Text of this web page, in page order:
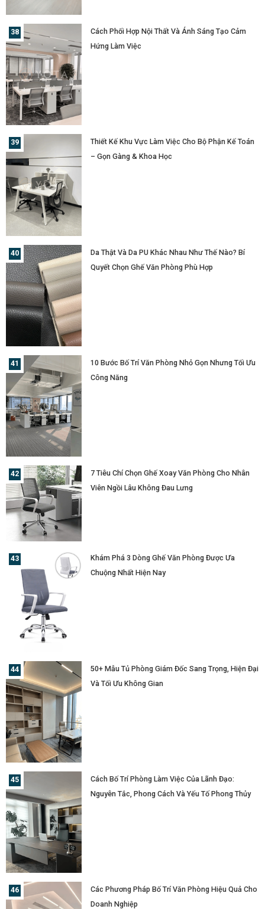
Cách Phối Hợp Nội Thất Và Ánh Sáng Tạo Cảm
Hứng Làm Việc
Thiết Kế Khu Vực Làm Việc Cho Bộ Phận Kế Toán
– Gọn Gàng & Khoa Học
Da Thật Và Da PU Khác Nhau Như Thế Nào? Bí
Quyết Chọn Ghế Văn Phòng Phù Hợp
10 Bước Bố Trí Văn Phòng Nhỏ Gọn Nhưng Tối Ưu
Công Năng
7 Tiêu Chí Chọn Ghế Xoay Văn Phòng Cho Nhân
Viên Ngồi Lâu Không Đau Lưng
Khám Phá 3 Dòng Ghế Văn Phòng Được Ưa
Chuộng Nhất Hiện Nay
50+ Mẫu Tủ Phòng Giám Đốc Sang Trọng, Hiện Đại
Và Tối Ưu Không Gian
Cách Bố Trí Phòng Làm Việc Của Lãnh Đạo:
Nguyên Tắc, Phong Cách Và Yếu Tố Phong Thủy
Các Phương Pháp Bố Trí Văn Phòng Hiệu Quả Cho
Doanh Nghiệp